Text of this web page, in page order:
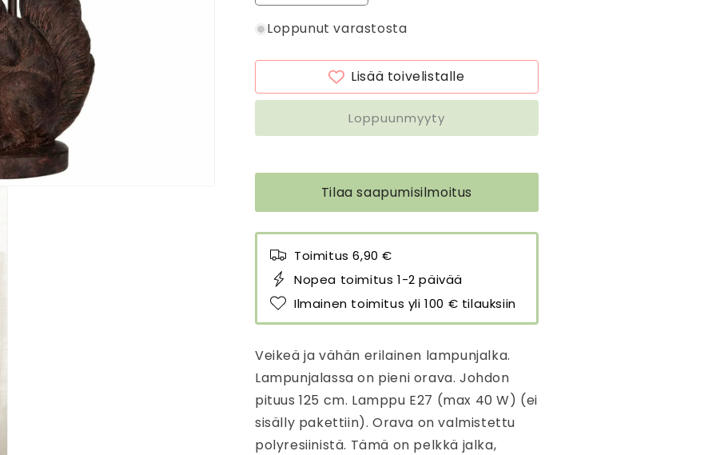
tuotteen
Lampunjalka
määrää
tuotteen
Lampunjalka
määrää
Loppunut varastosta
Lisää toivelistalle
Loppuunmyyty
Tilaa saapumisilmoitus
Toimitus 6,90 €
Nopea toimitus 1-2 päivää
Ilmainen toimitus yli 100 € tilauksiin
Veikeä ja vähän erilainen lampunjalka.
Lampunjalassa on pieni orava. Johdon
pituus 125 cm. Lamppu E27 (max 40 W) (ei
sisälly pakettiin). Orava on valmistettu
polyresiinistä. Tämä on pelkkä jalka,